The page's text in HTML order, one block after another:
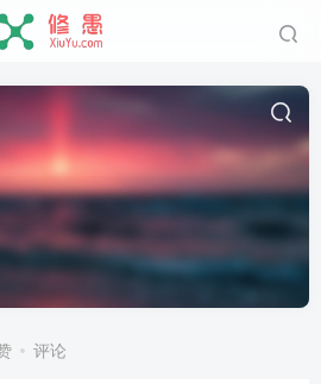
评论